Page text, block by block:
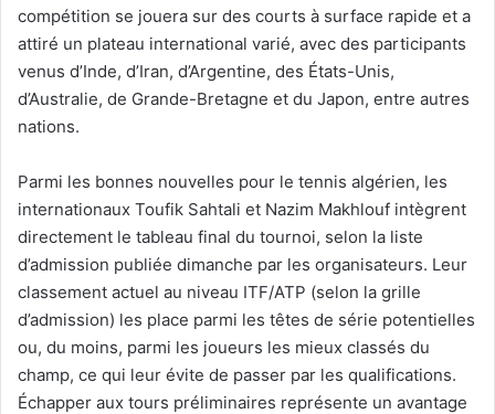
compétition se jouera sur des courts à surface rapide et a
attiré un plateau international varié, avec des participants
venus d’Inde, d’Iran, d’Argentine, des États-Unis,
d’Australie, de Grande-Bretagne et du Japon, entre autres
nations.
Parmi les bonnes nouvelles pour le tennis algérien, les
internationaux Toufik Sahtali et Nazim Makhlouf intègrent
directement le tableau final du tournoi, selon la liste
d’admission publiée dimanche par les organisateurs. Leur
classement actuel au niveau ITF/ATP (selon la grille
d’admission) les place parmi les têtes de série potentielles
ou, du moins, parmi les joueurs les mieux classés du
champ, ce qui leur évite de passer par les qualifications.
Échapper aux tours préliminaires représente un avantage